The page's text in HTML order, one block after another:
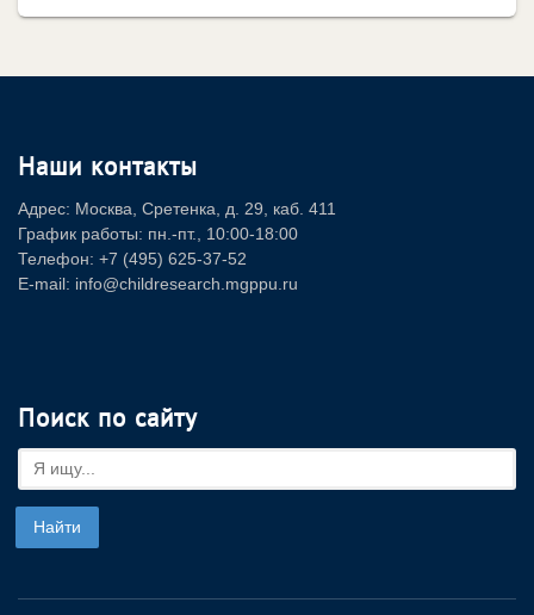
Наши контакты
Адрес: Москва, Сретенка, д. 29, каб. 411
График работы: пн.-пт., 10:00-18:00
Телефон: +7 (495) 625-37-52
E-mail: info@childresearch.mgppu.ru
Поиск по сайту